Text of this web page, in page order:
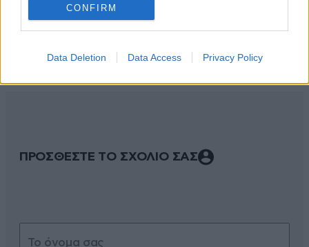
CONFIRM
Data Deletion Data Access Privacy Policy
ΣΧΌΛΙΑ ΑΝΑΓΝΩΣΤΏΝ
ΠΡΟΣΘΕΣΤΕ ΤΟ ΣΧΟΛΙΟ ΣΑΣ